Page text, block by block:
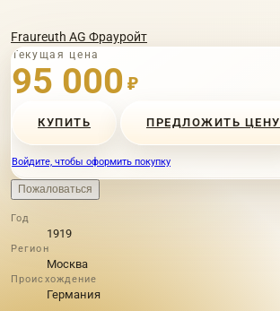
Fraureuth AG Фрауройт
Текущая цена
95 000 ₽
КУПИТЬ ПРЕДЛОЖИТЬ ЦЕНУ
Войдите, чтобы оформить покупку
Пожаловаться
Год
1919
Регион
Москва
Происхождение
Германия